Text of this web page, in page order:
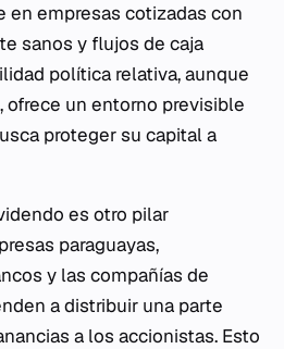
en empresas cotizadas con
sanos y flujos de caja
política relativa, aunque
ofrece un entorno previsible
proteger su capital a
es otro pilar
paraguayas,
y las compañías de
a distribuir una parte
a los accionistas. Esto